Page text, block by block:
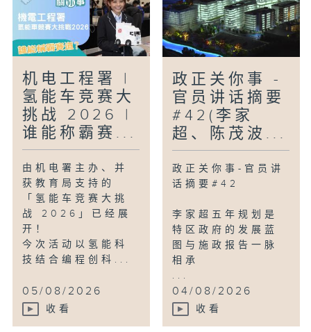
机电工程署 |
氢能车竞赛大
挑战 2026 |
谁能称霸赛...
由机电署主办、并
获教育局支持的
「氢能车竞赛大挑
战 2026」已经展
开！
今次活动以氢能科
技结合编程创科...
05/08/2026
收看
政正关你事 -
官员讲话摘要
#42(李家
超、陈茂波...
政正关你事-官员讲
话摘要#42
李家超五年规划是
特区政府的发展蓝
图与施政报告一脉
相承
...
04/08/2026
收看